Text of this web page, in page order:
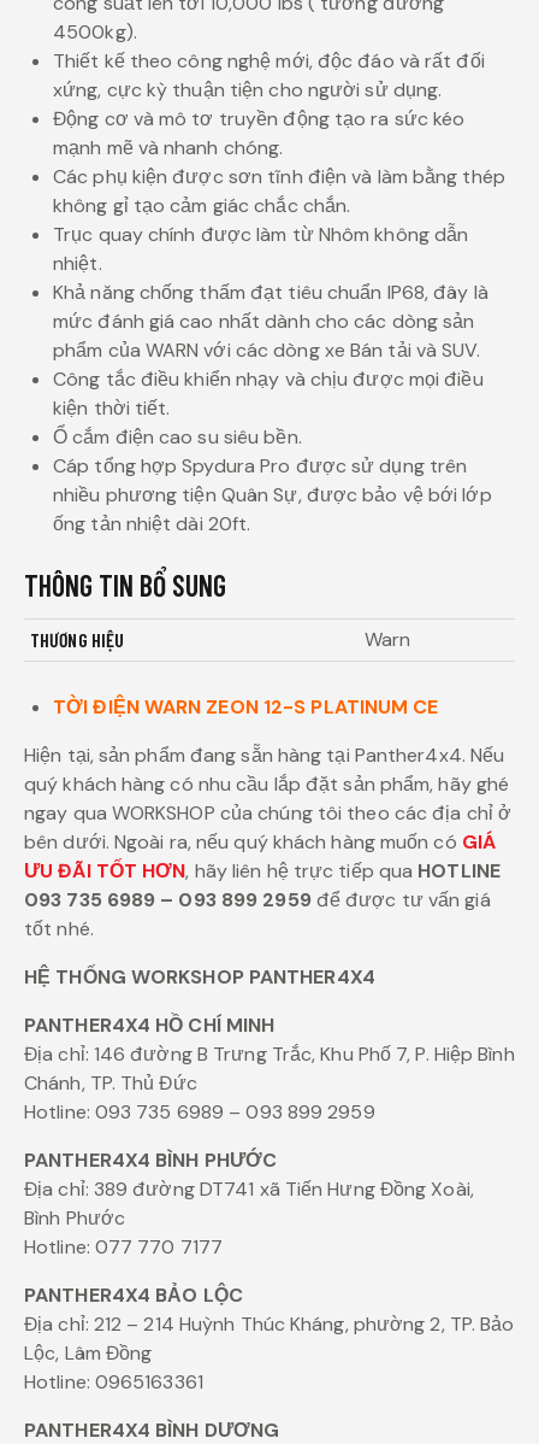
4500kg).
Thiết kế theo công nghệ mới, độc đáo và rất đối
xứng, cực kỳ thuận tiện cho người sử dụng.
Động cơ và mô tơ truyền động tạo ra sức kéo
mạnh mẽ và nhanh chóng.
Các phụ kiện được sơn tĩnh điện và làm bằng thép
không gỉ tạo cảm giác chắc chắn.
Trục quay chính được làm từ Nhôm không dẫn
nhiệt.
Khả năng chống thấm đạt tiêu chuẩn IP68, đây là
mức đánh giá cao nhất dành cho các dòng sản
phẩm của WARN với các dòng xe Bán tải và SUV.
Công tắc điều khiển nhạy và chịu được mọi điều
kiện thời tiết.
Ổ cắm điện cao su siêu bền.
Cáp tổng hợp Spydura Pro được sử dụng trên
nhiều phương tiện Quân Sự, được bảo vệ bới lớp
ống tản nhiệt dài 20ft.
THÔNG TIN BỔ SUNG
THƯƠNG HIỆU Warn
TỜI ĐIỆN WARN ZEON 12-S PLATINUM CE
Hiện tại, sản phẩm đang sẵn hàng tại Panther4x4. Nếu
quý khách hàng có nhu cầu lắp đặt sản phẩm, hãy ghé
ngay qua WORKSHOP của chúng tôi theo các địa chỉ ở
bên dưới. Ngoài ra, nếu quý khách hàng muốn có GIÁ
ƯU ĐÃI TỐT HƠN, hãy liên hệ trực tiếp qua HOTLINE
093 735 6989 – 093 899 2959để được tư vấn giá
tốt nhé.
HỆ THỐNG WORKSHOP PANTHER4X4
PANTHER4X4 HỒ CHÍ MINH
Địa chỉ: 146 đường B Trưng Trắc, Khu Phố 7, P. Hiệp Bình
Chánh, TP. Thủ Đức
Hotline: 093 735 6989 – 093 899 2959
PANTHER4X4 BÌNH PHƯỚC
Địa chỉ: 389 đường DT741 xã Tiến Hưng Đồng Xoài,
Bình Phước
Hotline: 077 770 7177
PANTHER4X4 BẢO LỘC
Địa chỉ: 212 – 214 Huỳnh Thúc Kháng, phường 2, TP. Bảo
Lộc, Lâm Đồng
Hotline: 0965163361
PANTHER4X4 BÌNH DƯƠNG